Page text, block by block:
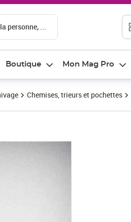
personne, ...
Boutique Mon Mag Pro
Chemises, trieurs et pochettes